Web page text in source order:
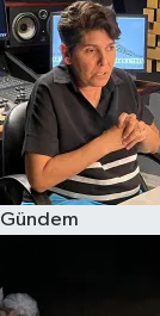
Gündem